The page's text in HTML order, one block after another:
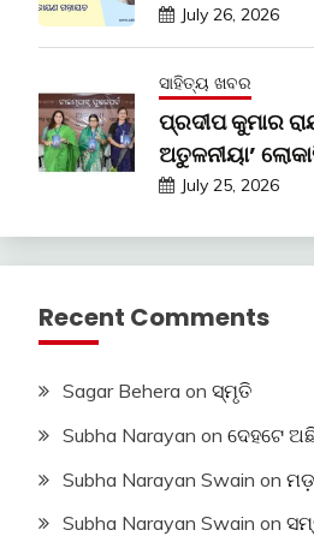
July 26, 2026
ସାହିତ୍ୟ ଖବର
ପ୍ରଦୀପ କୁମାର
ଅତୁଳନୀୟା’
July 25, 2026
Recent Comments
Sagar Behera on ସ୍ମୃତି
Subha Narayan on ଦେହଟେ ଅଛି
Subha Narayan Swain on
Subha Narayan Swain on